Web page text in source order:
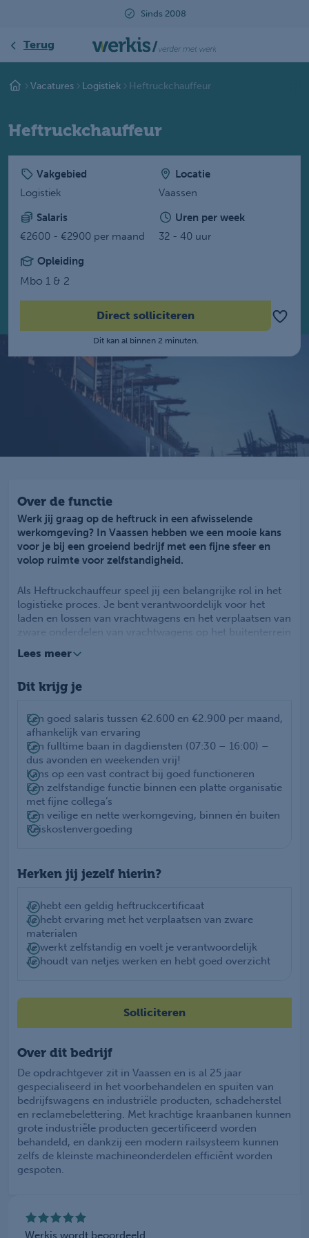
Terug
Vacatures Logistiek Heftruckchauffeur
Heftruckchauffeur
Vakgebied
Logistiek
Locatie
Vaassen
Salaris
€2600 - €2900 per maand
Uren per week
32 - 40 uur
Opleiding
Mbo 1 & 2
Direct solliciteren
Dit kan al binnen 2 minuten.
Over de functie
Werk jij graag op de heftruck in een afwisselende
werkomgeving? In Vaassen hebben we een mooie kans
voor je bij een groeiend bedrijf met een fijne sfeer en
volop ruimte voor zelfstandigheid.
Als Heftruckchauffeur speel jij een belangrijke rol in het
logistieke proces. Je bent verantwoordelijk voor het
laden en lossen van vrachtwagens en het verplaatsen van
zware onderdelen van vrachtwagens op het buitenterrein
jou vanzelfsprekend.
terrein netjes en overzichtelijk blijft. Dit betekent dat je
goed georganiseerd is. Hoewel je veel zelfstandig werkt,
heb je regelmatig contact met collega's. Samen zorgen
jullie voor een soepel en efficiënt logistiek proces.
Je komt te werken bij een groeiende organisatie waarin
veiligheid, zelfstandigheid en klantgerichtheid centraal
staan. Ze hebben een informele en collegiale werksfeer
waarin elkaar ondersteunen en samen werken aan een
efficiënt logistiek proces. Omdat ze blijven groeien, zijn
er regelmatig kansen om door te ontwikkelen
Lees meer
Dit krijg je
Een goed salaris tussen €2.600 en €2.900 per maand,
afhankelijk van ervaring
Een fulltime baan in dagdiensten (07:30 – 16:00) –
dus avonden en weekenden vrij!
Kans op een vast contract bij goed functioneren
Een zelfstandige functie binnen een platte organisatie
met fijne collega’s
Een veilige en nette werkomgeving, binnen én buiten
Reiskostenvergoeding
Herken jij jezelf hierin?
Je hebt een geldig heftruckcertificaat
Je hebt ervaring met het verplaatsen van zware
materialen
Je werkt zelfstandig en voelt je verantwoordelijk
Je houdt van netjes werken en hebt goed overzicht
Solliciteren
Over dit bedrijf
De opdrachtgever zit in Vaassen en is al 25 jaar
gespecialiseerd in het voorbehandelen en spuiten van
bedrijfswagens en industriële producten, schadeherstel
en reclamebelettering. Met krachtige kraanbanen kunnen
grote industriële producten gecertificeerd worden
behandeld, en dankzij een modern railsysteem kunnen
zelfs de kleinste machineonderdelen efficiënt worden
gespoten.
Werkis wordt beoordeeld